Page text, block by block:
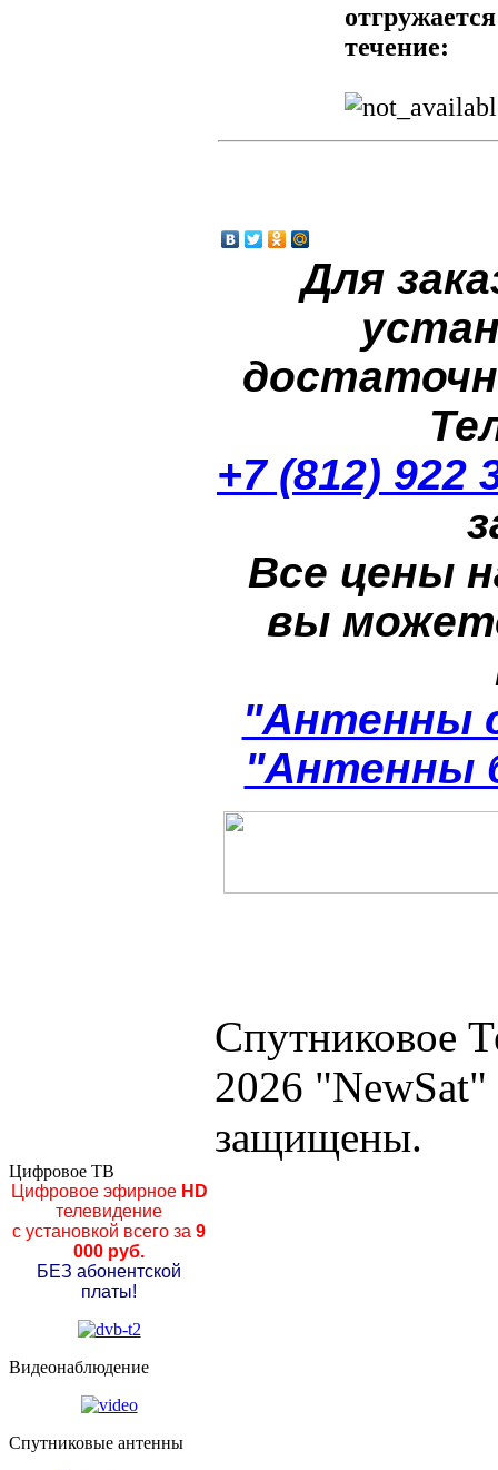
течение:
Для
+7 (812) 922
Все цены
вы
"Антенны
"Антенны
Спутниковое
2026
защищены.
Цифровое ТВ
Цифровое эфирноеHD
телевидение
с установкой всего за 9
000 руб.
БЕЗ абонентской
платы!
Видеонаблюдение
Спутниковые антенны